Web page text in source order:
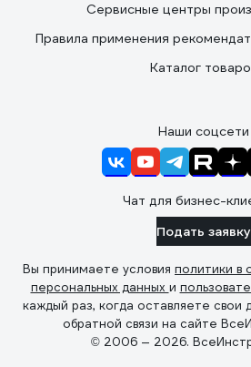
Сервисные центры
Правила применения
Каталог
Наши соцсети
Чат для бизнес-
Подать заявку
Вы принимаете условия политики в
персональных данных и
каждый раз, когда оставляете
обратной связи на сайте
© 2006 — 2026.